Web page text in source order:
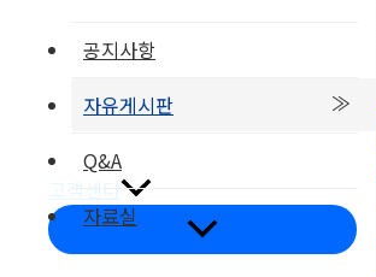
온라인문의
고객센터
메
뉴
토
공지사항
자유게시판
Q&A
자료실